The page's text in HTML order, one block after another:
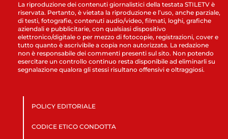
La riproduzione dei contenuti giornalistici della testata STILETV è
riservata. Pertanto, è vietata la riproduzione e l’uso, anche parziale,
di testi, fotografie, contenuti audio/video, filmati, loghi, grafiche
aziendali e pubblicitarie, con qualsiasi dispositivo
elettronico/digitale o per mezzo di fotocopie, registrazioni, cover e
tutto quanto è ascrivibile a copia non autorizzata. La redazione
non è responsabile dei commenti presenti sul sito. Non potendo
esercitare un controllo continuo resta disponibile ad eliminarli su
segnalazione qualora gli stessi risultano offensivi e oltraggiosi.
POLICY EDITORIALE
CODICE ETICO CONDOTTA